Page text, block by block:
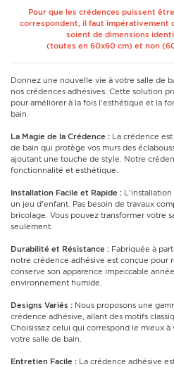
Pour que les crédences puissent
correspondent, il faut impérativement
soient de dimensions
(toutes en 60x60 cm) et non
Donnez une nouvelle vie à votre salle de
nos crédences adhésives. Cette solution
pour améliorer à la fois l'esthétique et la
bain.
La Magie de la Crédence : La crédence
de bain qui protège vos murs des
ajoutant une touche de style. Notre
fonctionnalité et esthétique.
Installation Facile et Rapide :
un jeu d'enfant. Pas besoin de travaux
bricolage. Vous pouvez transformer votre
seulement.
Durabilité et Résistance : Fabriquée à
notre crédence adhésive est conçue pour
conserve son apparence impeccable
environnement humide.
Designs Variés : Nous proposons une
crédence adhésive, allant des motifs
Choisissez celui qui correspond le mieux
votre salle de bain.
Entretien Facile : La crédence adhésive